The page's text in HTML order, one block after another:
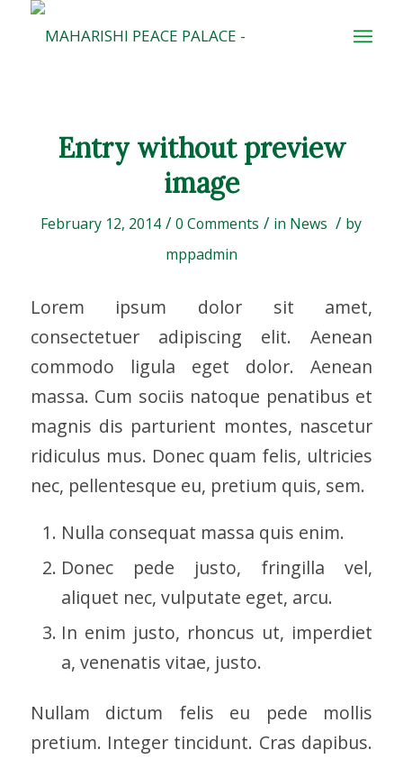
Entry without preview
image
February 12, 2014 / 0 Comments / in News / by
mppadmin
Lorem ipsum dolor sit amet,
consectetuer adipiscing elit. Aenean
commodo ligula eget dolor. Aenean
massa. Cum sociis natoque penatibus et
magnis dis parturient montes, nascetur
ridiculus mus. Donec quam felis, ultricies
nec, pellentesque eu, pretium quis, sem.
Nulla consequat massa quis enim.
Donec pede justo, fringilla vel,
aliquet nec, vulputate eget, arcu.
In enim justo, rhoncus ut, imperdiet
a, venenatis vitae, justo.
Nullam dictum felis eu pede mollis
pretium. Integer tincidunt. Cras dapibus.